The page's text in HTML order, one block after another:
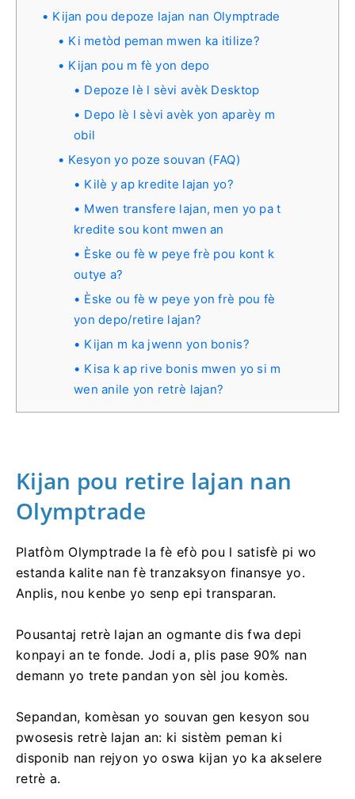
Kijan pou depoze lajan nan Olymptrade
Ki metòd peman mwen ka itilize?
Kijan pou m fè yon depo
Depoze lè l sèvi avèk Desktop
Depo lè l sèvi avèk yon aparèy m
obil
Kesyon yo poze souvan (FAQ)
Kilè y ap kredite lajan yo?
Mwen transfere lajan, men yo pa t
kredite sou kont mwen an
Èske ou fè w peye frè pou kont k
outye a?
Èske ou fè w peye yon frè pou fè
yon depo/retire lajan?
Kijan m ka jwenn yon bonis?
Kisa k ap rive bonis mwen yo si m
wen anile yon retrè lajan?
Kijan pou retire lajan nan
Olymptrade
Platfòm Olymptrade la fè efò pou l satisfè pi wo
estanda kalite nan fè tranzaksyon finansye yo.
Anplis, nou kenbe yo senp epi transparan.
Pousantaj retrè lajan an ogmante dis fwa depi
konpayi an te fonde. Jodi a, plis pase 90% nan
demann yo trete pandan yon sèl jou komès.
Sepandan, komèsan yo souvan gen kesyon sou
pwosesis retrè lajan an: ki sistèm peman ki
disponib nan rejyon yo oswa kijan yo ka akselere
retrè a.